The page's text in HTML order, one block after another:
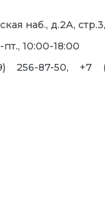
наб., д.2А,
пт., 10:00-18:00
256-87-50, +7